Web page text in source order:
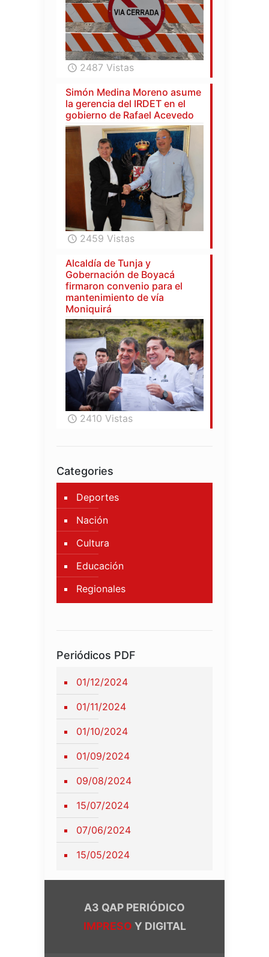
2487 Vistas
Simón Medina Moreno asume
la gerencia del IRDET en el
gobierno de Rafael Acevedo
2459 Vistas
Alcaldía de Tunja y
Gobernación de Boyacá
firmaron convenio para el
mantenimiento de vía
Moniquirá
2410 Vistas
Categories
Deportes
Nación
Cultura
Educación
Regionales
Periódicos PDF
01/12/2024
01/11/2024
01/10/2024
01/09/2024
09/08/2024
15/07/2024
07/06/2024
15/05/2024
A3 QAP PERIÓDICO
IMPRESO Y DIGITAL